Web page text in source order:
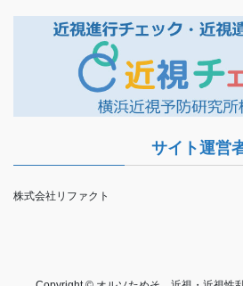
サイト運営
株式会社リファクト